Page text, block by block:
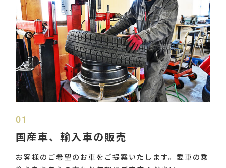
01
国産車、輸入車の販売
お客様のご希望のお車をご提案いたします。愛車の乗